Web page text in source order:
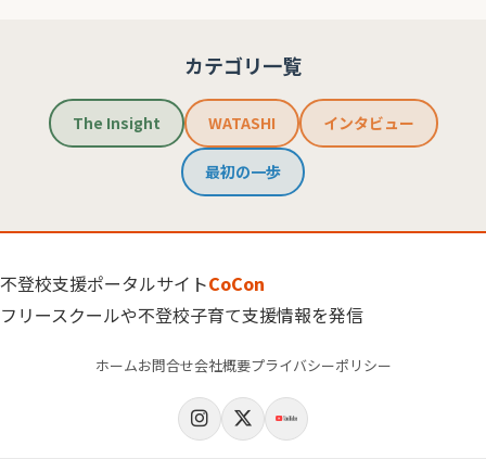
カテゴリ一覧
The Insight WATASHI インタビュー
最初の一歩
不登校支援ポータルサイトCoCon
フリースクールや不登校子育て支援情報を発信
ホームお問合せ会社概要プライバシーポリシー